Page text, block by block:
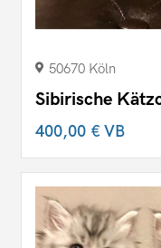
50670 Köln
Sibirische
400,00 €VB